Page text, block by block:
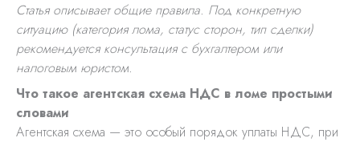
Статья описывает общие правила. Под конкретную
ситуацию (категория лома, статус сторон, тип сделки)
рекомендуется консультация с бухгалтером или
налоговым юристом.
Что такое агентская схема НДС в ломе простыми
словами
Агентская схема — это особый порядок уплаты НДС, при